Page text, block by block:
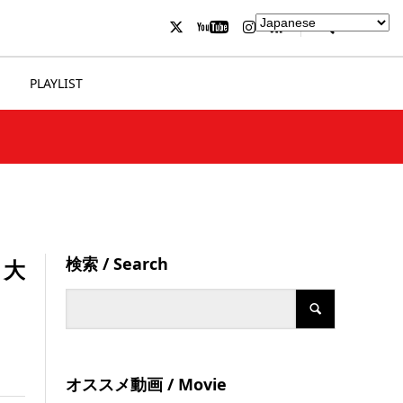
PLAYLIST
検索 / Search
オススメ動画 / Movie